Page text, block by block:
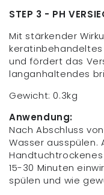
STEP 3 - PH
Mit stärkender
und fördert das
langanhaltendes
Gewicht: 0.3kg
Anwendung:
Nach Abschluss
Wasser ausspülen.
15-30 Minuten
spülen und wie